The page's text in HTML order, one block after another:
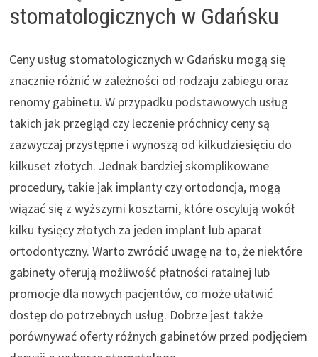
stomatologicznych w Gdańsku
Ceny usług stomatologicznych w Gdańsku mogą się
znacznie różnić w zależności od rodzaju zabiegu oraz
renomy gabinetu. W przypadku podstawowych usług
takich jak przegląd czy leczenie próchnicy ceny są
zazwyczaj przystępne i wynoszą od kilkudziesięciu do
kilkuset złotych. Jednak bardziej skomplikowane
procedury, takie jak implanty czy ortodoncja, mogą
wiązać się z wyższymi kosztami, które oscylują wokół
kilku tysięcy złotych za jeden implant lub aparat
ortodontyczny. Warto zwrócić uwagę na to, że niektóre
gabinety oferują możliwość płatności ratalnej lub
promocje dla nowych pacjentów, co może ułatwić
dostęp do potrzebnych usług. Dobrze jest także
porównywać oferty różnych gabinetów przed podjęciem